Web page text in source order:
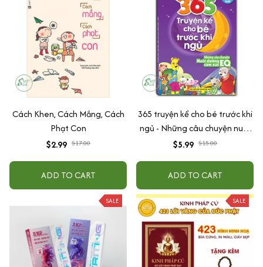
Cách Khen, Cách Mắng, Cách
Phạt Con
$2.99 $17.00
ADD TO CART
365 truyện kể cho bé trước khi
ngủ - Những câu chuyện nuôi
dưỡng cảm xúc EQ (2-12 tuổi)
$5.99 $15.00
ADD TO CART
SALE SALE